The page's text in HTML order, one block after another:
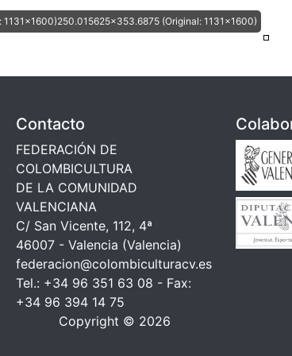
(Original: 1131x1600)
Contacto
FEDERACIÓN DE
COLOMBICULTURA
DE LA COMUNIDAD
VALENCIANA
C/ San Vicente, 112, 4ª
46007 - Valencia (Valencia)
federacion@colombiculturacv.es
Tel.: +34 96 351 63 08 - Fax:
+34 96 394 14 75
Copyright © 2026